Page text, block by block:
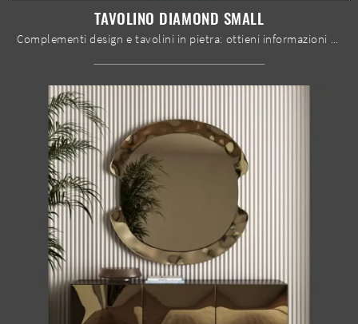
TAVOLINO DIAMOND SMALL
Complementi design e tavolini in pietra: ottieni informazioni sul modello Tavolino Diamond Small di Stones e potrai impreziosire i tuoi spazi.